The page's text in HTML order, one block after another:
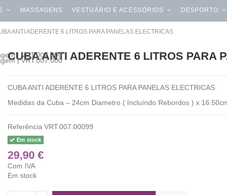
MASSAGENS VESTUÁRIO E ACESSÓRIOS DESPORTO
ANTI ADERENTE 6 LITROS PARA PANELAS ELECTRICAS
CUBA ANTI ADERENTE 6 LITROS PARA
CUBA ANTI ADERENTE 6 LITROS PARA PANELAS ELECTRICAS
Medidas da Cuba – 24cm Diametro ( Incluíndo Rebordos ) x
Referência VRT.007.00099
Em stock
29,90 €
Com IVA
Em stock